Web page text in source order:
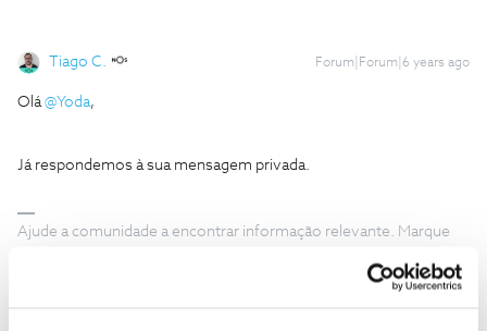
Tiago C. Forum|Forum|6 years ago
Olá@Yoda,
Já respondemos à sua mensagem privada.
Ajude a comunidade a encontrar informação relevante. Marque